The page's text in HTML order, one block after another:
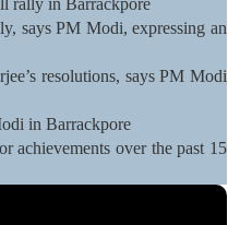
rally in Barrackpore
says PM Modi, expressing an
resolutions, says PM Modi
in Barrackpore
achievements over the past 15